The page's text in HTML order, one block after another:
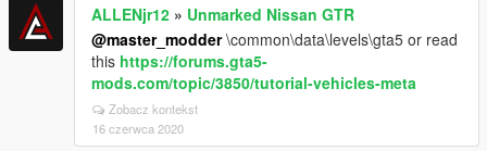
ALLENjr12 » Unmarked Nissan GTR
@master_modder\common\data\levels\gta5 or read
this https://forums.gta5-
mods.com/topic/3850/tutorial-vehicles-meta
Zobacz kontekst
16 czerwca 2020